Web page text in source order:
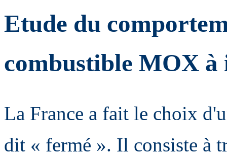
Etude du
combustible MOX à
La France a fait le choix
dit « fermé ». Il consiste à